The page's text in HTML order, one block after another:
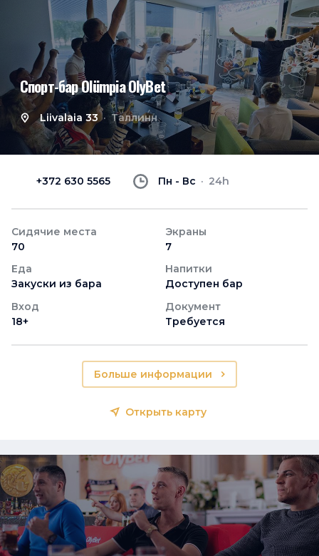
Спорт-бар Olümpia OlyBet
Liivalaia 33 Таллинн
+372 630 5565 Пн - Вс 24h
Сидячие места
70
Экраны
7
Еда
Закуски из бара
Напитки
Доступен бар
Вход
18+
Документ
Требуется
Больше информации
Открыть карту